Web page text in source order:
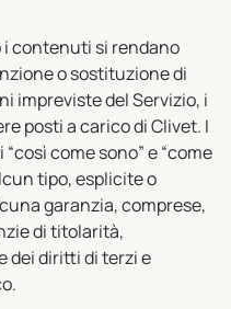
i contenuti si rendano
o sostituzione di
impreviste del Servizio, i
posti a carico di Clivet. I
come sono” e “come
tipo, esplicite o
garanzia, comprese,
di titolarità,
dei diritti di terzi e